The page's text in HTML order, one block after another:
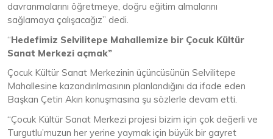
davranmalarını öğretmeye, doğru eğitim almalarını
sağlamaya çalışacağız” dedi.
“Hedefimiz Selvilitepe Mahallemize bir Çocuk Kültür
Sanat Merkezi açmak”
Çocuk Kültür Sanat Merkezinin üçüncüsünün Selvilitepe
Mahallesine kazandırılmasının planlandığını da ifade eden
Başkan Çetin Akın konuşmasına şu sözlerle devam etti.
“Çocuk Kültür Sanat Merkezi projesi bizim için çok değerli ve
Turgutlu’muzun her yerine yaymak için büyük bir gayret